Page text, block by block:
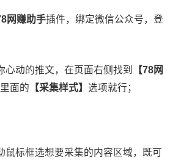
网赚助手插件，绑定微信公众号，登
心动的推文，在页面右侧找到
【78网
面的 【采集样式】 选项就行；
鼠标框选想要采集的内容区域，既可